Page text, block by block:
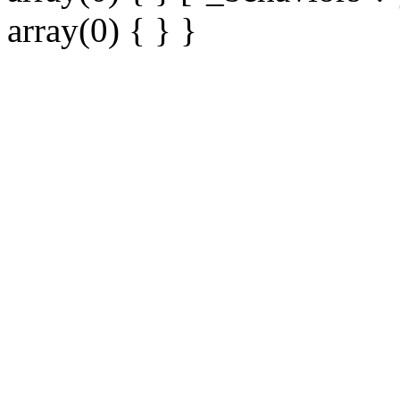
array(0) { } }